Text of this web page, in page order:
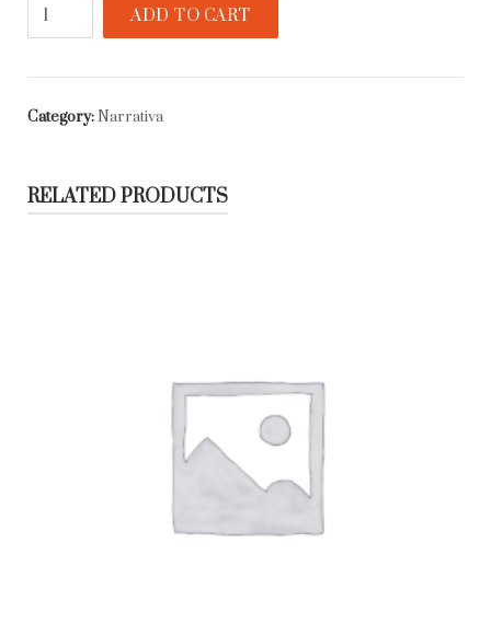
ADD TO CART
Category:Narrativa
RELATED PRODUCTS